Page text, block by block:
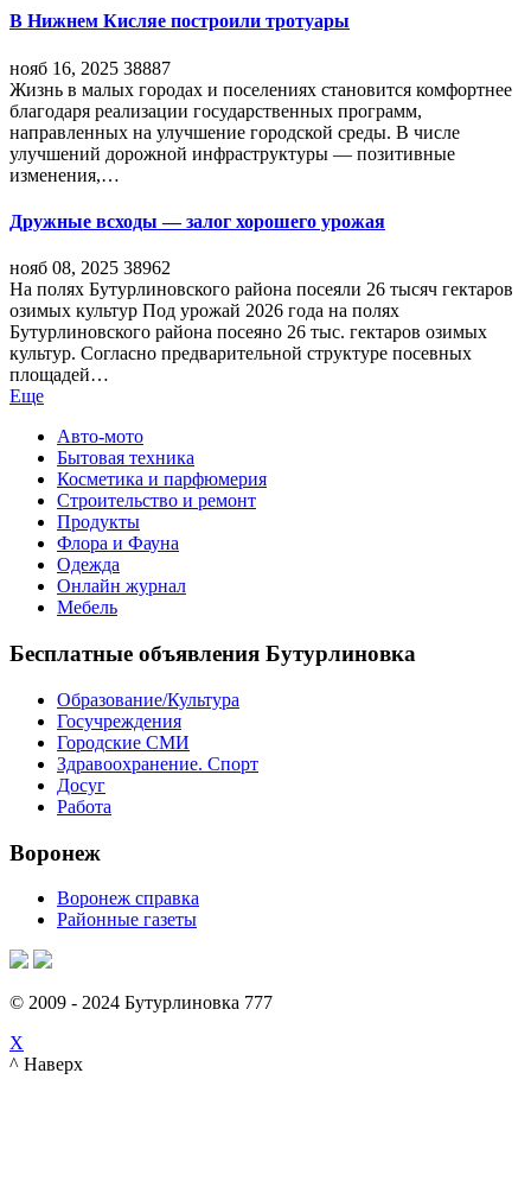
В Нижнем Кисляе построили тротуары
нояб 16, 2025 38887
Жизнь в малых городах и поселениях становится комфортнее
благодаря реализации государственных программ,
направленных на улучшение городской среды. В числе
улучшений дорожной инфраструктуры — позитивные
изменения,…
Дружные всходы — залог хорошего урожая
нояб 08, 2025 38962
На полях Бутурлиновского района посеяли 26 тысяч гектаров
озимых культур Под урожай 2026 года на полях
Бутурлиновского района посеяно 26 тыс. гектаров озимых
культур. Согласно предварительной структуре посевных
площадей…
Еще
Авто-мото
Бытовая техника
Косметика и парфюмерия
Строительство и ремонт
Продукты
Флора и Фауна
Одежда
Онлайн журнал
Мебель
Бесплатные объявления Бутурлиновка
Образование/Культура
Госучреждения
Городские СМИ
Здравоохранение. Спорт
Досуг
Работа
Воронеж
Воронеж справка
Районные газеты
© 2009 - 2024 Бутурлиновка 777
X
^ Наверх